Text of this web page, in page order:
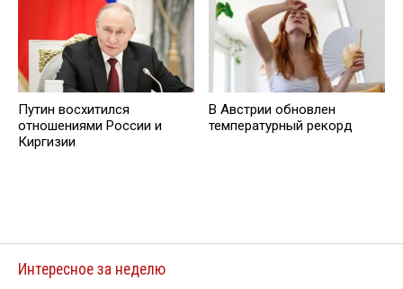
Путин восхитился
отношениями России и
Киргизии
В Австрии обновлен
температурный рекорд
Интересное за неделю